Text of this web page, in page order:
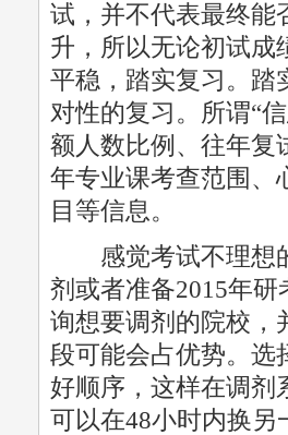
试，并不代表最终能
升，所以无论初试成
平稳，踏实复习。踏
对性的复习。所谓“
额人数比例、往年复
年专业课考查范围、
目等信息。
感觉考试不理想的
剂或者准备2015年
询想要调剂的院校，
段可能会占优势。选
好顺序，这样在调剂
可以在48小时内换另